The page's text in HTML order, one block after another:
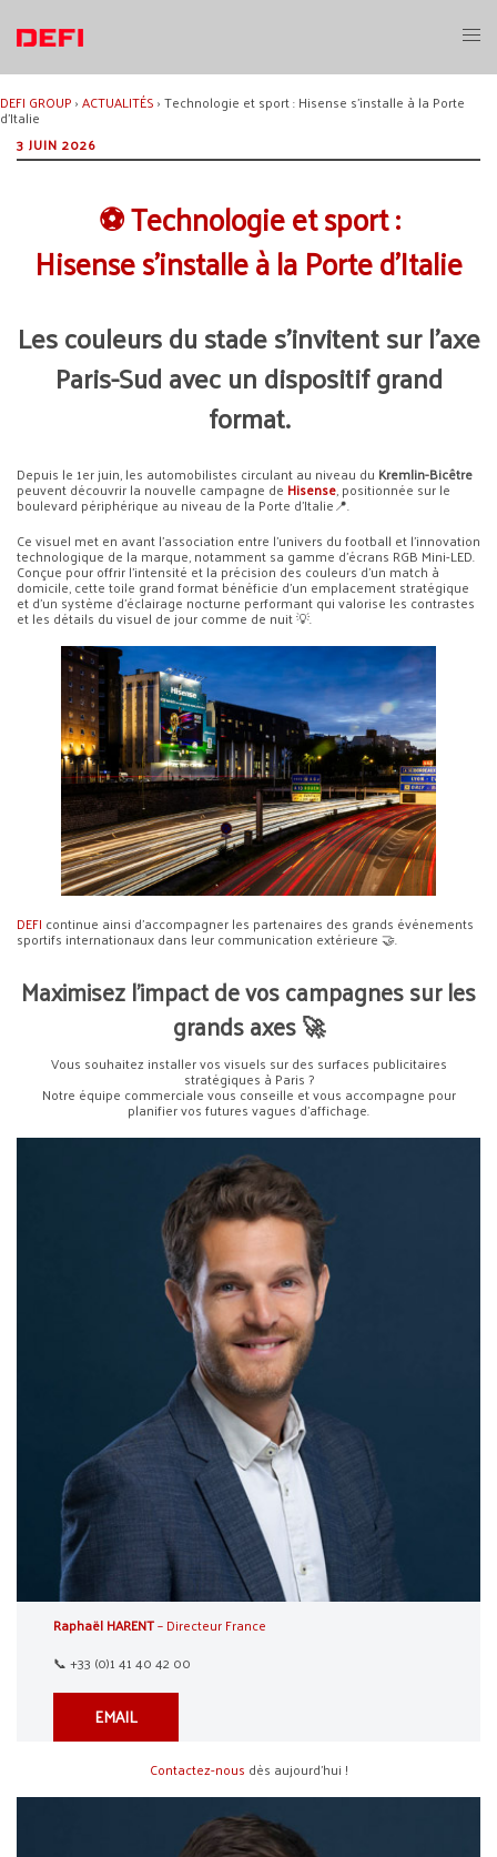
contenu
DEFI GROUP›ACTUALITÉS›Technologie et sport : Hisense s’installe à la Porte
d’Italie
3 JUIN 2026
⚽ Technologie et sport :
Hisense s’installe à la Porte d’Italie
Les couleurs du stade s’invitent sur l’axe
Paris-Sud avec un dispositif grand
format.
Depuis le 1er juin, les automobilistes circulant au niveau du Kremlin-Bicêtre
peuvent découvrir la nouvelle campagne de Hisense, positionnée sur le
boulevard périphérique au niveau de la Porte d’Italie📍.
Ce visuel met en avant l’association entre l’univers du football et l’innovation
technologique de la marque, notamment sa gamme d’écrans RGB Mini-LED.
Conçue pour offrir l’intensité et la précision des couleurs d’un match à
domicile, cette toile grand format bénéficie d’un emplacement stratégique
et d’un système d’éclairage nocturne performant qui valorise les contrastes
et les détails du visuel de jour comme de nuit 💡.
DEFI continue ainsi d’accompagner les partenaires des grands événements
sportifs internationaux dans leur communication extérieure 🤝.
Maximisez l’impact de vos campagnes sur les
grands axes🚀
Vous souhaitez installer vos visuels sur des surfaces publicitaires
stratégiques à Paris ?
Notre équipe commerciale vous conseille et vous accompagne pour
planifier vos futures vagues d’affichage.
Raphaël HARENT– Directeur France
📞 +33 (0)1 41 40 42 00
EMAIL
Contactez-nous dès aujourd’hui !